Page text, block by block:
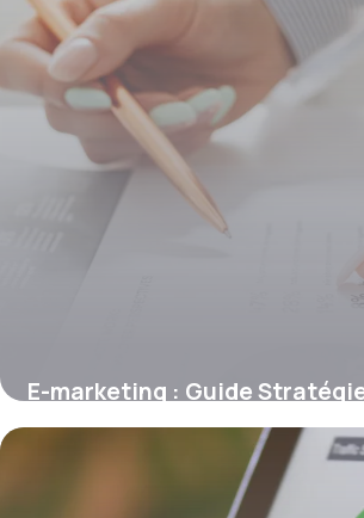
E-marketing : Guide
16 juin 2026